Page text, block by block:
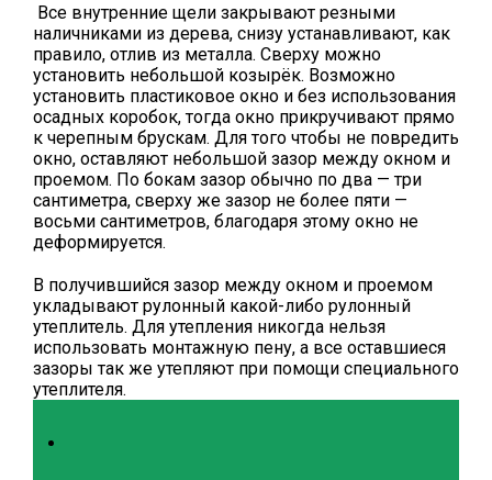
Все внутренние щели закрывают резными
наличниками из дерева, снизу устанавливают, как
правило, отлив из металла. Сверху можно
установить небольшой козырёк. Возможно
установить пластиковое окно и без использования
осадных коробок, тогда окно прикручивают прямо
к черепным брускам. Для того чтобы не повредить
окно, оставляют небольшой зазор между окном и
проемом. По бокам зазор обычно по два — три
сантиметра, сверху же зазор не более пяти —
восьми сантиметров, благодаря этому окно не
деформируется.
В получившийся зазор между окном и проемом
укладывают рулонный какой-либо рулонный
утеплитель. Для утепления никогда нельзя
использовать монтажную пену, а все оставшиеся
зазоры так же утепляют при помощи специального
утеплителя.